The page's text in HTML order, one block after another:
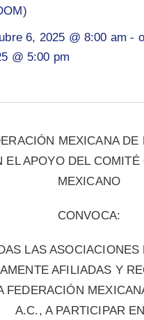
6, 2025 @ 8:00 am -
@ 5:00 pm
MEXICANA DE
EL APOYO DEL
MEXICANO
CONVOCA:
LAS ASOCIACIONES
AFILIADAS Y
FEDERACIÓN
A.C., A PARTICIPAR